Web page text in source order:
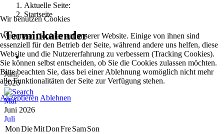
Aktuelle Seite:
Startseite
Terminkalender
Juni,
2026
Mai
Juni 2026
Juli
MonDieMitDonFreSamSon
Wir benutzen Cookies
Wir nutzen Cookies auf unserer Website. Einige von ihnen sind
essenziell für den Betrieb der Seite, während andere uns helfen, diese
Website und die Nutzererfahrung zu verbessern (Tracking Cookies).
Sie können selbst entscheiden, ob Sie die Cookies zulassen möchten.
Bitte beachten Sie, dass bei einer Ablehnung womöglich nicht mehr
alle Funktionalitäten der Seite zur Verfügung stehen.
Akzeptieren Ablehnen